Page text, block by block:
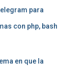
para
con php, bash
en que la